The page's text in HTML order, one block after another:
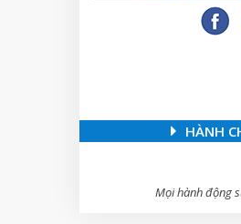
HÀNH
Mọi hành động